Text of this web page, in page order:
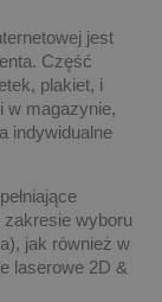
jest
Część
plakiet, i
w magazynie,
indywidualne
zakresie wyboru
jak również w
laserowe 2D &